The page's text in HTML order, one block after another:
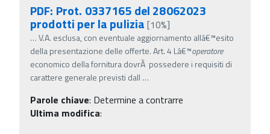
PDF: Prot. 0337165 del 28062023
prodotti per la pulizia [10%]
…V.A. esclusa, con eventuale aggiornamento allâ€™esito
della presentazione delle offerte. Art. 4 Lâ€™operatore
economico della fornitura dovrÃ possedere i requisiti di
carattere generale previsti dall …
Parole chiave: Determine a contrarre
Ultima modifica: